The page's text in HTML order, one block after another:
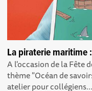
La piraterie maritime
A l'occasion de la Fête
thème "Océan de
atelier pour collégiens...